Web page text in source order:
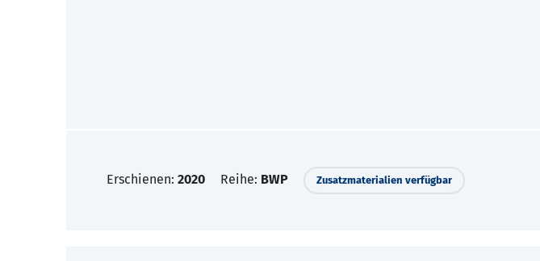
Erschienen: 2020 Reihe: BWP Zusatzmaterialien verfügbar